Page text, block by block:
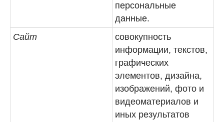
персональные
данные.
Сайт
совокупность
информации, текстов,
графических
элементов, дизайна,
изображений, фото и
видеоматериалов и
иных результатов